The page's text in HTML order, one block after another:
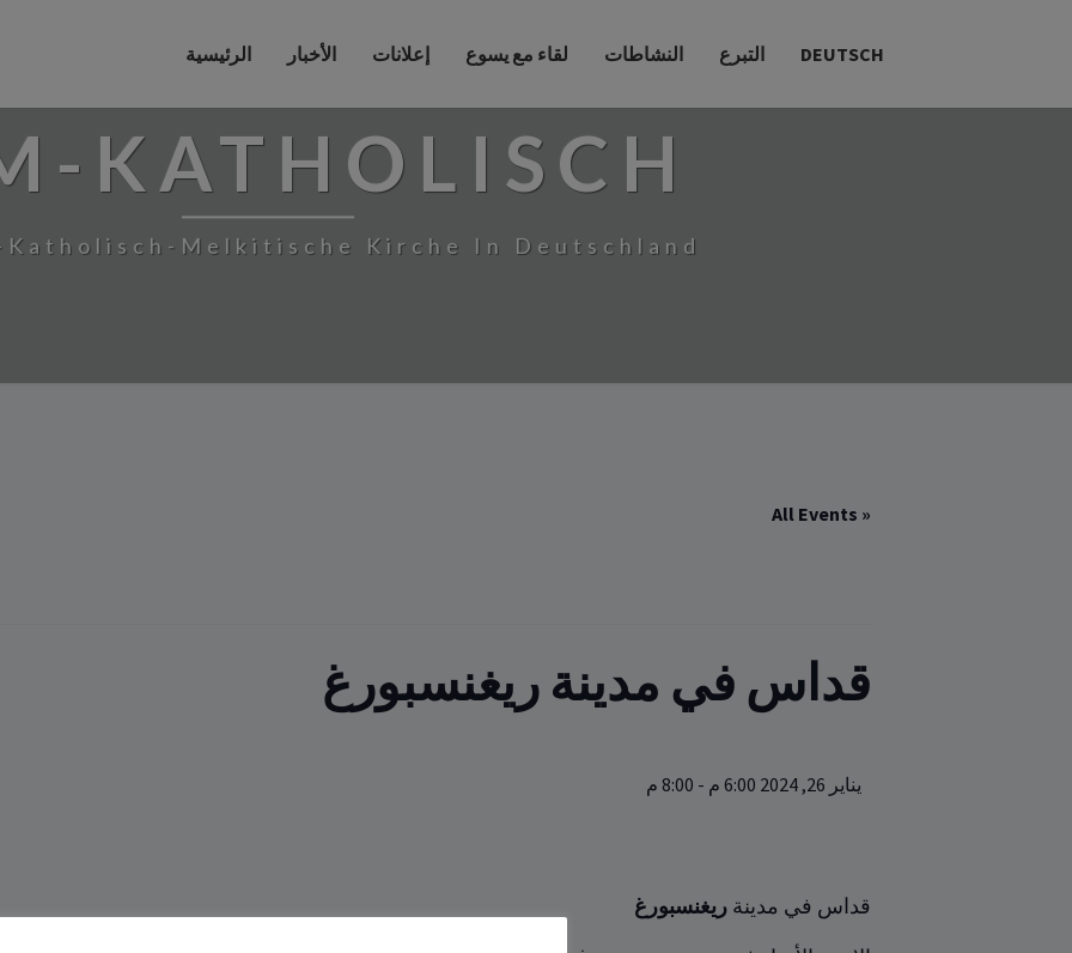
الرئيسية الأخبار إعلانات لقاء مع يسوع النشاطات التبرع DEUTSCH
KATHOLISCH
Katholisch-Melkitische Kirche In Deutschland
« All Events
قداس‏‏ في مدينة ريغنسبورغ
يناير 26, 2024 6:00 م - 8:00 م
قداس‏‏ في مدينة ريغنسبورغ